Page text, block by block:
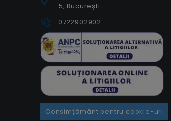
5, București
0722902902
Consimțământ pentru cookie-uri